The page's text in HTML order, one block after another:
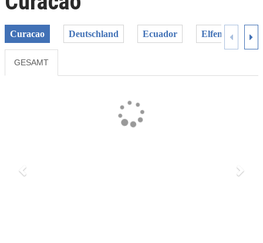
Curacao Deutschland Ecuador Elfenbeinküste
GESAMT